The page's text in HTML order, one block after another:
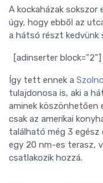
A kockaházak
úgy, hogy ebből az
a hátsó részt kedvünk
[adinserter block="2"]
Így tett ennek a
tulajdonosa is, aki a
aminek köszönhetően
csak az amerikai
található még 3
egy 20 nm-es terasz,
csatlakozik hozzá.